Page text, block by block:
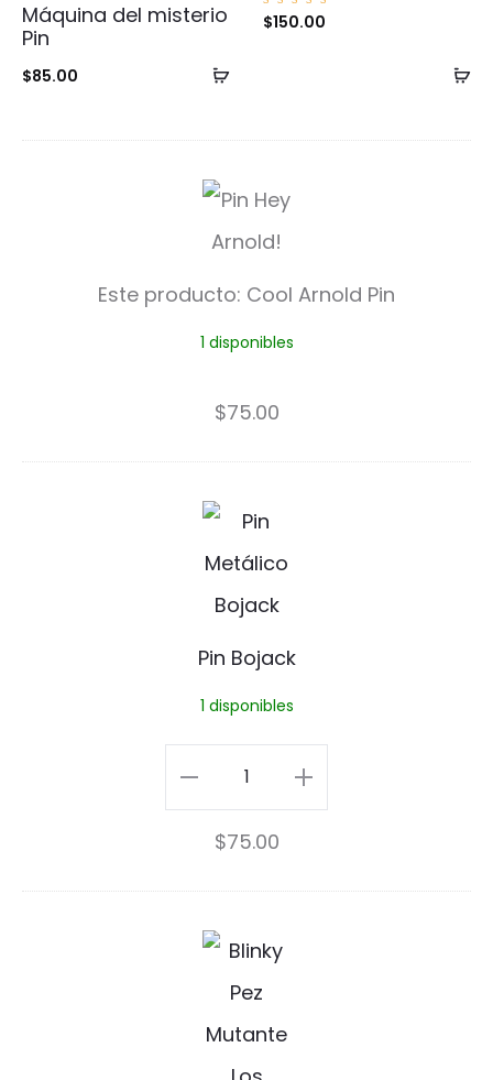
Añadir
carrito
Máquina del misterio
Pin
$85.00
Valorad
o con
$150.00
C
o
A
r
l
d
P
i
Este producto: Cool Arnold Pin
1 disponibles
$75.00
P
i
n
o
j
c
k
Pin Bojack
1 disponibles
Pin
Bojack
cantidad
$75.00
S
i
m
p